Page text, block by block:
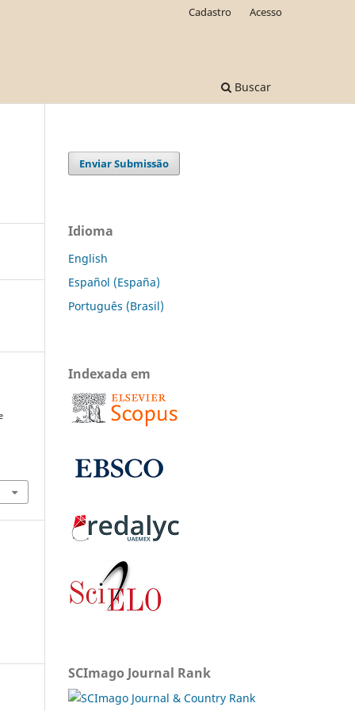
Buscar
Cadastro Acesso
Enviar Submissão
Idioma
English
Español (España)
Português (Brasil)
Indexada em
SCImago Journal Rank